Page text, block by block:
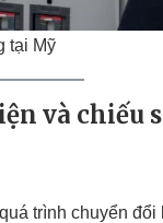
tại Mỹ
và chiếu
trình chuyển